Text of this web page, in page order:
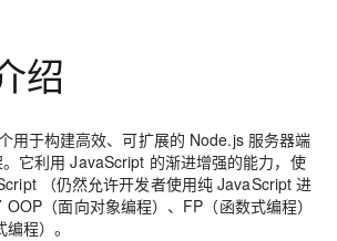
绍
用于构建高效、可扩展的 Node.js 服务器端
它利用 JavaScript 的渐进增强的能力，使
（仍然允许开发者使用纯 JavaScript 进
（面向对象编程）、FP（函数式编程）
程）。